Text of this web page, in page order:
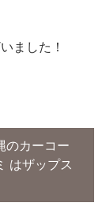
ました！
のカーコー
はザップス